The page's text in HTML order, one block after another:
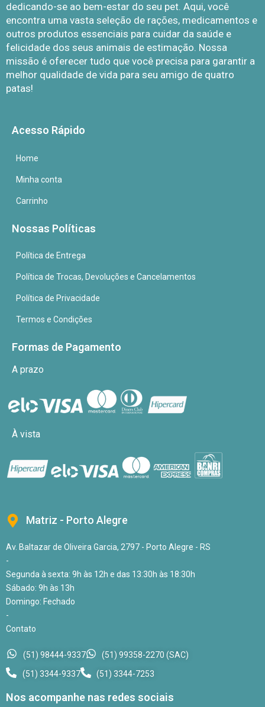
dedicando-se ao bem-estar do seu pet. Aqui, você
encontra uma vasta seleção de rações, medicamentos e
outros produtos essenciais para cuidar da saúde e
felicidade dos seus animais de estimação. Nossa
missão é oferecer tudo que você precisa para garantir a
melhor qualidade de vida para seu amigo de quatro
patas!
Acesso Rápido
Home
Minha conta
Carrinho
Nossas Políticas
Política de Entrega
Política de Trocas, Devoluções e Cancelamentos
Política de Privacidade
Termos e Condições
Formas de Pagamento
A prazo
À vista
Matriz - Porto Alegre
Av. Baltazar de Oliveira Garcia, 2797 - Porto Alegre - RS
-
Segunda à sexta: 9h às 12h e das 13:30h às 18:30h
Sábado: 9h às 13h
Domingo: Fechado
-
Contato
(51) 98444-9337
(51) 99358-2270 (SAC)
(51) 3344-9337
(51) 3344-7253
Nos acompanhe nas redes sociais